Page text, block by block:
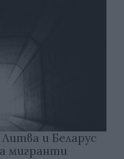
и Беларус
мигранти